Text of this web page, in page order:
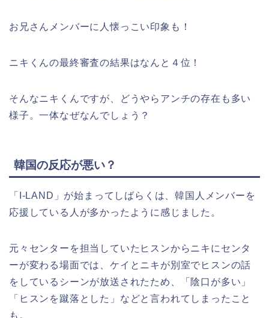
お兄さんメンバーに人懐っこい印象も！
ニキくんの最終審査の結果はなんと４位！
そんなニキくんですが、どうやらアンチの存在も多い
様子。一体なぜなんでしょう？
韓国の反応が悪い？
「I-LAND」が始まってしばらくは、韓国人メンバーを
応援している人が多かったように感じました。
元々センターを担当していたヒスンからニキにセンタ
ーが変わる場面では、ケイとニキが別室でヒスンの話
をしているシーンが放送されたため、「陰口が多い」
「ヒスンを蹴落とした」などと言われてしまったこと
も。